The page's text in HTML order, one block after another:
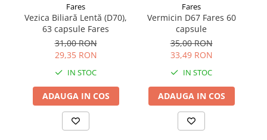
Fares
Vezica Biliară Lentă (D70),
63 capsule Fares
31,00 RON
29,35 RON
IN STOC
ADAUGA IN COS
Fares
Vermicin D67 Fares 60
capsule
35,00 RON
33,49 RON
IN STOC
ADAUGA IN COS